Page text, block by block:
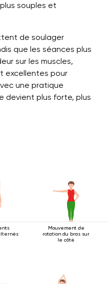
souples et
de soulager
que les séances plus
sur les muscles,
excellentes pour
une pratique
devient plus forte, plus
Mouvement de
rotation du bras sur
le côté